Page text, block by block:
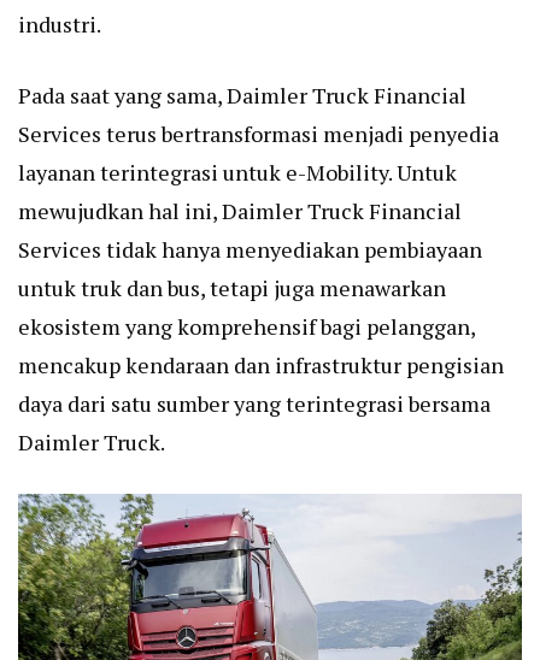
industri.
Pada saat yang sama, Daimler Truck Financial
Services terus bertransformasi menjadi penyedia
layanan terintegrasi untuk e-Mobility. Untuk
mewujudkan hal ini, Daimler Truck Financial
Services tidak hanya menyediakan pembiayaan
untuk truk dan bus, tetapi juga menawarkan
ekosistem yang komprehensif bagi pelanggan,
mencakup kendaraan dan infrastruktur pengisian
daya dari satu sumber yang terintegrasi bersama
Daimler Truck.